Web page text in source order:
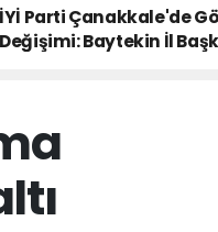
İYİ Parti Çanakkale'de
Değişimi: Baytekin İl